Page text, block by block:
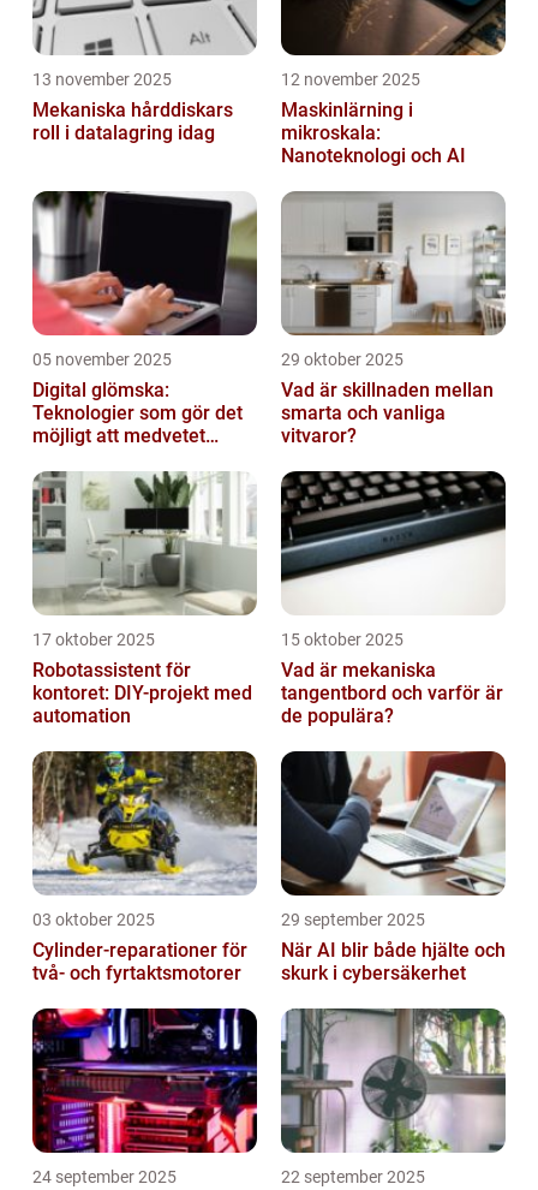
13 november 2025
Mekaniska hårddiskars
roll i datalagring idag
12 november 2025
Maskinlärning i
mikroskala:
Nanoteknologi och AI
05 november 2025
Digital glömska:
Teknologier som gör det
möjligt att medvetet
29 oktober 2025
Vad är skillnaden mellan
smarta och vanliga
vitvaror?
17 oktober 2025
Robotassistent för
kontoret: DIY-projekt med
automation
15 oktober 2025
Vad är mekaniska
tangentbord och varför är
de populära?
03 oktober 2025
Cylinder-reparationer för
två- och fyrtaktsmotorer
29 september 2025
När AI blir både hjälte och
skurk i cybersäkerhet
24 september 2025 22 september 2025